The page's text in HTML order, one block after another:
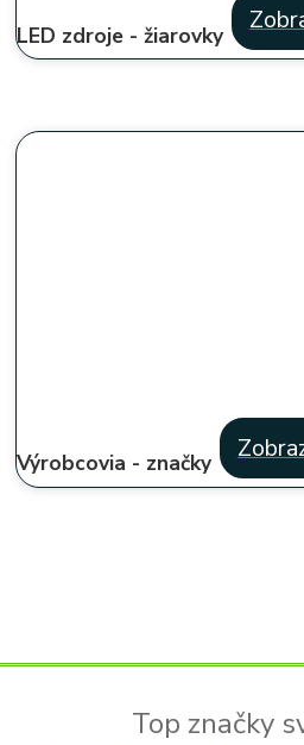
LED zdroje - žiarovky
Výrobcovia - značky
Top značky